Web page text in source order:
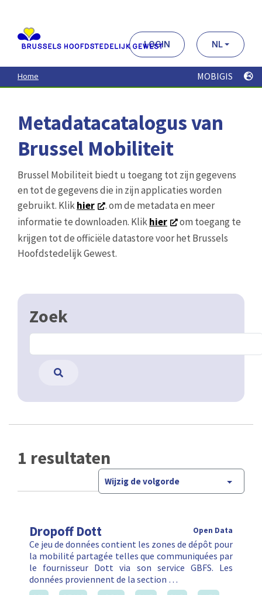
contenu
principal
LOGIN NL
Home MOBIGIS
Metadatacatalogus van
Brussel Mobiliteit
Brussel Mobiliteit biedt u toegang tot zijn gegevens
en tot de gegevens die in zijn applicaties worden
gebruikt. Klikhier
. om de metadata en meer
informatie te downloaden. Klikhier
om toegang te
krijgen tot de officiële datastore voor het Brussels
Hoofdstedelijk Gewest.
Zoek
1 resultaten
Wijzig de volgorde
Dropoff Dott Open Data
Ce jeu de données contient les zones de dépôt pour
la mobilité partagée telles que communiquées par
le fournisseur Dott via son service GBFS. Les
données proviennent de la section …